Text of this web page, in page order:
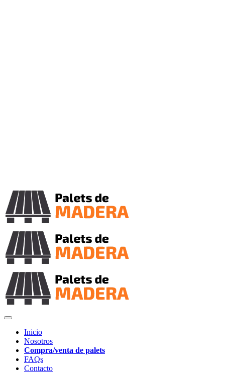
Inicio
Nosotros
Compra/venta de palets
FAQs
Contacto